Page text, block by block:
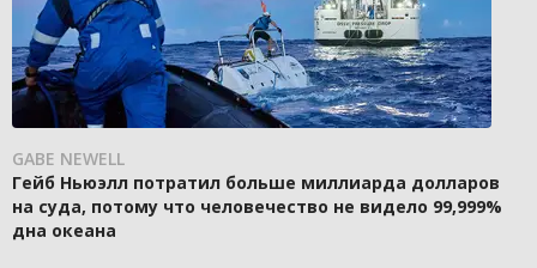
GABE NEWELL
Гейб Ньюэлл потратил больше миллиарда долларов
на суда, потому что человечество не видело 99,999%
дна океана